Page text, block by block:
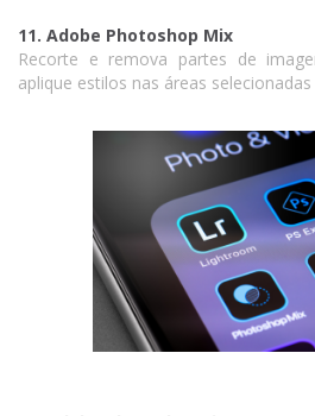
11. Adobe Photoshop Mix
Recorte e remova partes de
aplique estilos nas áreas selecionadas